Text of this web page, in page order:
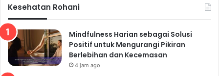
Kesehatan Rohani
Mindfulness Harian sebagai Solusi
Positif untuk Mengurangi Pikiran
Berlebihan dan Kecemasan
4 jam ago